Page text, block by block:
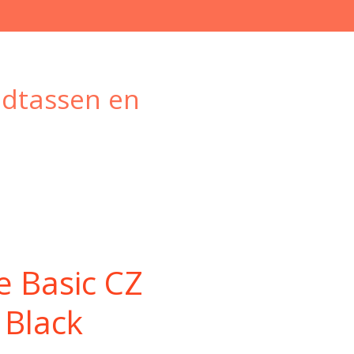
en
Basic CZ